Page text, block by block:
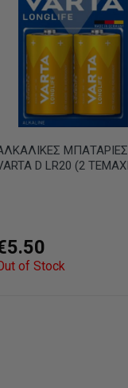
ΜΠΑΤΑΡΙΕΣ
D LR20 (2
of Stock